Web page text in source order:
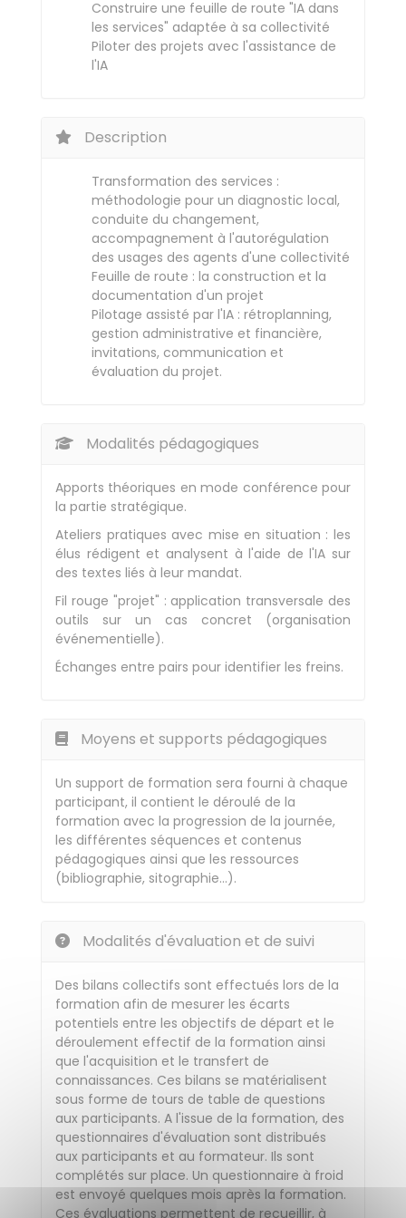
Construire une feuille de route "IA dans
les services" adaptée à sa collectivité
Piloter des projets avec l'assistance de
l'IA
Description
Transformation des services :
méthodologie pour un diagnostic local,
conduite du changement,
accompagnement à l'autorégulation
des usages des agents d'une collectivité
Feuille de route : la construction et la
documentation d'un projet
Pilotage assisté par l'IA : rétroplanning,
gestion administrative et financière,
invitations, communication et
évaluation du projet.
Modalités pédagogiques
Apports théoriques en mode conférence pour
la partie stratégique.
Ateliers pratiques avec mise en situation : les
élus rédigent et analysent à l'aide de l'IA sur
des textes liés à leur mandat.
Fil rouge "projet" : application transversale des
outils sur un cas concret (organisation
événementielle).
Échanges entre pairs pour identifier les freins.
Moyens et supports pédagogiques
Un support de formation sera fourni à chaque
participant, il contient le déroulé de la
formation avec la progression de la journée,
les différentes séquences et contenus
pédagogiques ainsi que les ressources
(bibliographie, sitographie…).
Modalités d'évaluation et de suivi
Des bilans collectifs sont effectués lors de la
formation afin de mesurer les écarts
potentiels entre les objectifs de départ et le
déroulement effectif de la formation ainsi
que l'acquisition et le transfert de
connaissances. Ces bilans se matérialisent
sous forme de tours de table de questions
aux participants. A l'issue de la formation, des
questionnaires d'évaluation sont distribués
aux participants et au formateur. Ils sont
complétés sur place. Un questionnaire à froid
est envoyé quelques mois après la formation.
Ces évaluations permettent de recueillir, à